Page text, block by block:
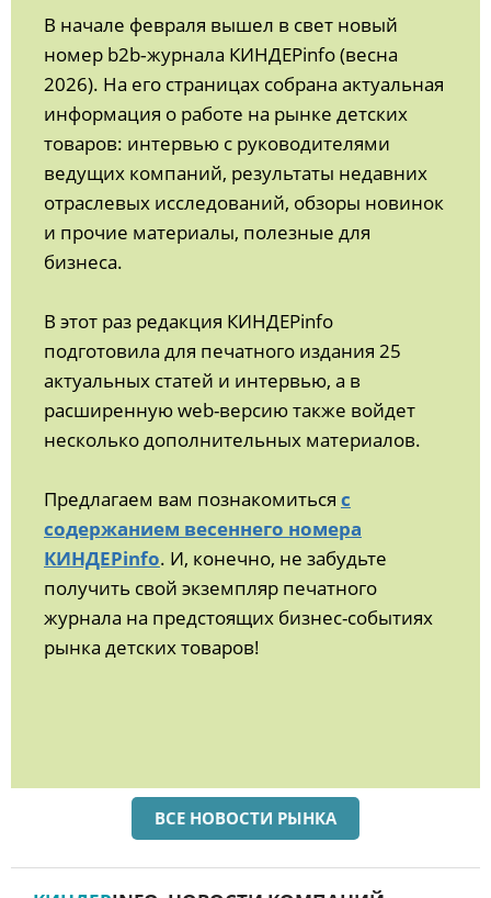
В начале февраля вышел в свет новый
номер b2b‑журнала КИНДЕРinfo (весна
2026). На его страницах собрана актуальная
информация о работе на рынке детских
товаров: интервью с руководителями
ведущих компаний, результаты недавних
отраслевых исследований, обзоры новинок
и прочие материалы, полезные для
бизнеса.
В этот раз редакция КИНДЕРinfo
подготовила для печатного издания 25
актуальных статей и интервью, а в
расширенную web-версию также войдет
несколько дополнительных материалов.
Предлагаем вам познакомиться с
содержанием весеннего номера
КИНДЕРinfo. И, конечно, не забудьте
получить свой экземпляр печатного
журнала на предстоящих бизнес-событиях
рынка детских товаров!
ВСЕ НОВОСТИ РЫНКА